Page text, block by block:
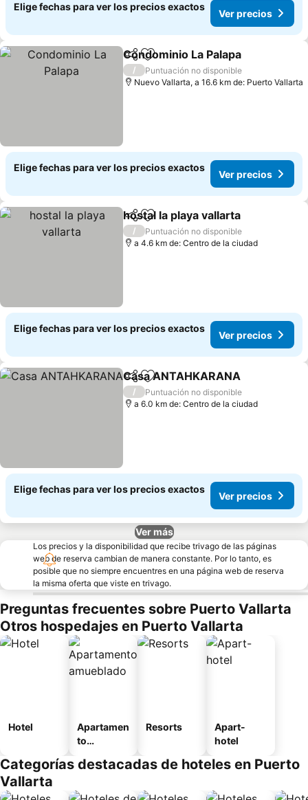
Elige fechas para ver los precios exactos
Ver precios
CompartirAgregar a favoritos
Condominio La Palapa
/
Puntuación no disponible
Nuevo Vallarta, a 16.6 km de: Puerto Vallarta
Elige fechas para ver los precios exactos
Ver precios
CompartirAgregar a favoritos
hostal la playa vallarta
/
Puntuación no disponible
a 4.6 km de: Centro de la ciudad
Elige fechas para ver los precios exactos
Ver precios
CompartirAgregar a favoritos
Casa ANTAHKARANA
/
Puntuación no disponible
a 6.0 km de: Centro de la ciudad
Elige fechas para ver los precios exactos
Ver precios
Ver más
Los precios y la disponibilidad que recibe trivago de las páginas
web de reserva cambian de manera constante. Por lo tanto, es
posible que no siempre encuentres en una página web de reserva
la misma oferta que viste en trivago.
Preguntas frecuentes sobre Puerto Vallarta
Otros hospedajes en Puerto Vallarta
Hotel
Apartamen
to
o
Resorts
Apart-
hotel
Categorías destacadas de hoteles en Puerto
Vallarta